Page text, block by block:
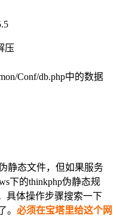
压
Conf/db.php中的数据
静态文件，但如果服务
下的thinkphp伪静态规
具体操作步骤搜索一下
。 必须在宝塔里给这个网